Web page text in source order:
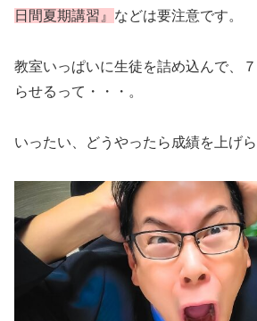
日間夏期講習』 などは要注意です。
教室いっぱいに生徒を詰め込んで、
らせるって・・・。
いったい、どうやったら成績を上げ